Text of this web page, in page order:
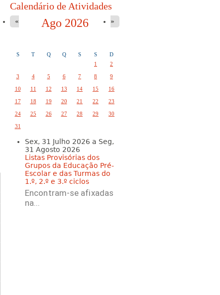
Calendário de Atividades
Ago 2026
« »
S T Q Q S S
D
1
2
3 4 5 6 7 8 9
10 11 12 13 14 15 16
17 18 19 20 21 22 23
24 25 26 27 28 29 30
31
Sex, 31 Julho 2026 a Seg,
31 Agosto 2026
Listas Provisórias dos
Grupos da Educação Pré-
Escolar e das Turmas do
1.º, 2.º e 3.º ciclos
Encontram-se afixadas
na...